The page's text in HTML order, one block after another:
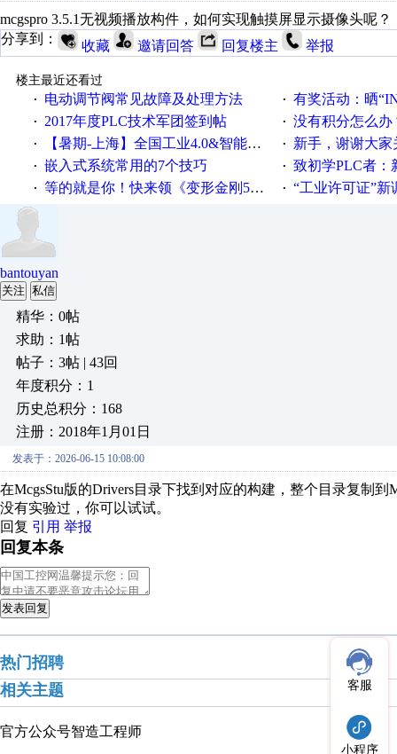
mcgspro 3.5.1无视频播放构件，如何实现触摸屏显示摄像头呢？
分享到：
收藏 邀请回答 回复楼主 举报
楼主最近还看过
·
电动调节阀常见故障及处理方法 · 有奖活动：晒
· 2017年度PLC技术军团签到帖 · 没有积分怎么办
· 【暑期-上海】全国工业4.0&智能制造高级培训班通知！ · 新手，谢谢大
· 嵌入式系统常用的7个技巧 · 致初学PLC者：新人
· 等的就是你！快来领《变形金刚5》观影券 · “工业许可证”新调整：水文仪
bantouyan
关注 私信
精华：0帖
求助：1帖
帖子：3帖 | 43回
年度积分：1
历史总积分：168
注册：2018年1月01日
发表于：2026-06-15 10:08:00
在McgsStu版的Drivers目录下找到对应的构建，整个目录复制到
没有实验过，你可以试试。
回复 引用 举报
回复本条
发表回复
热门招聘
相关主题
官方公众号智造工程师
客服
小程序